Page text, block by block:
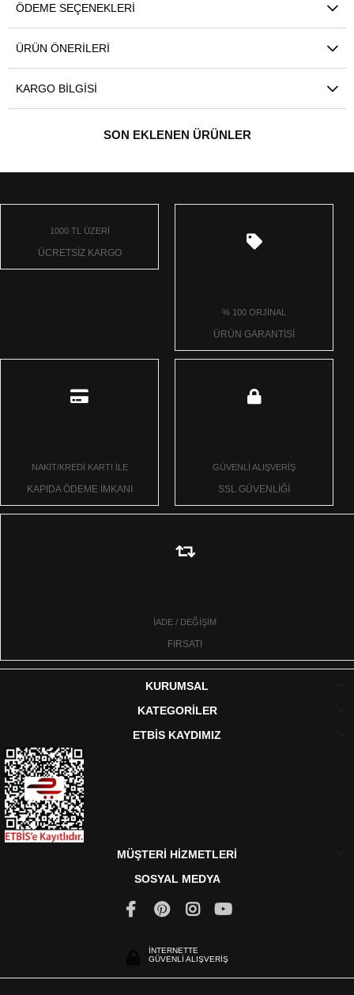
ÖDEME SEÇENEKLERI
ÜRÜN ÖNERILERI
KARGO BILGISI
SON EKLENEN ÜRÜNLER
1000 TL ÜZERİ
ÜCRETSİZ KARGO
% 100 ORJİNAL
ÜRÜN GARANTİSİ
NAKİT/KREDİ KARTI İLE
KAPIDA ÖDEME İMKANI
GÜVENLİ ALIŞVERİŞ
SSL GÜVENLİĞİ
İADE / DEĞİŞİM
FIRSATI
KURUMSAL
KATEGORİLER
ETBİS KAYDIMIZ
MÜŞTERİ HİZMETLERİ
SOSYAL MEDYA
İNTERNETTE
GÜVENLİ ALIŞVERİŞ